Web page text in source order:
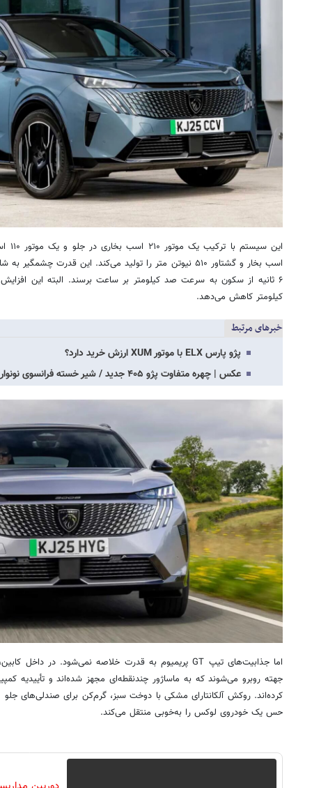
اسب بخار و گشتاور ۵۱۰ نیوتن متر را تولید می‌کند. این قدرت
کیلومتر کاهش می‌دهد.
خبرهای مرتبط
پژو پارس ELX با موتور XUM ارزش خرید دارد؟
عکس | چهره متفاوت پژو ۴۰۵ جدید / شیر خسته فرانسوی نونوار شد!
جهته روبرو می‌شوند که به ماساژور چندنقطه‌ای مجهز شده‌اند و تأییدیه
کرده‌اند. روکش آلکانتارای مشکی با دوخت سبز، گرم‌کن برای صندلی‌های
حس یک خودروی لوکس را به‌خوبی منتقل می‌کند.